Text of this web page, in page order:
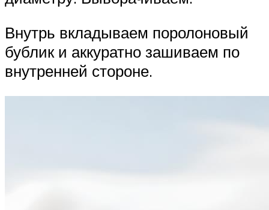
Внутрь вкладываем поролоновый
бублик и аккуратно зашиваем по
внутренней стороне.